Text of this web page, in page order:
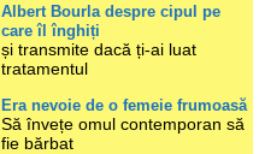
Albert Bourla despre cipul pe
care îl înghiți
și transmite dacă ți-ai luat
tratamentul
Era nevoie de o femeie frumoasă
Să învețe omul contemporan să
fie bărbat